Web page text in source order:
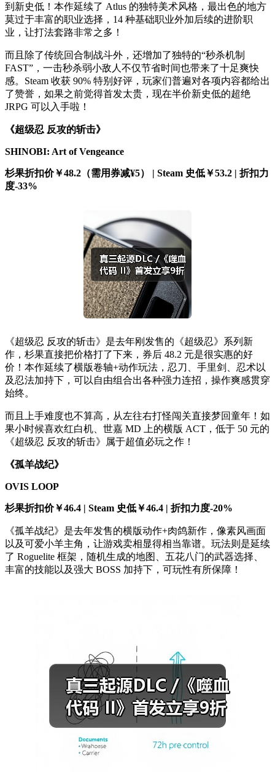
到新史低！本作延续了 Atlus 的独特美术风格，最出色的地方
莫过于丰富的职业选择，14 种基础职业外加后续的进阶职
业，让打法套路非常之多！
而且除了传统回合制战斗外，还增加了独特的“秒杀机制
FAST”，一击秒杀弱小敌人不仅节省时间也带来了十足爽快
感。Steam 收获 90% 特别好评，玩家们普遍对各项内容都给出
了赞誉，如果之前觉得首发太贵，现在半价新史低的超绝
JRPG 可以入手啦！
《超级忍 反攻的斩击》
SHINOBI: Art of Vengeance
杉果折扣价￥48.2（需用券减¥5） | Steam 史低￥53.2 | 折扣力
度-33%
《超级忍 反攻的斩击》是去年刚发售的《超级忍》系列新
作，杉果直接把价格打了下来，券后 48.2 元是很实惠的好
价！本作延续了横版卷轴+动作玩法，忍刀、手里剑、忍术以
及忍法加持下，可以自由组合出各种强力连招，操作爽感贯穿
始终。
而且上手难度也不算高，从左往右打怪闯关直接梦回童年！如
果小时候喜欢红白机、世嘉 MD 上的横版 ACT，低于 50 元的
《超级忍 反攻的斩击》属于超值必玩之作！
《孤羊战纪》
OVIS LOOP
杉果折扣价￥46.4 | Steam 史低￥46.4 | 折扣力度-20%
《孤羊战纪》是去年发售的横版动作+肉鸽新作，像素风画面
以及可爱小羊主角，让游戏卖相显得相当靠谱。玩法则是延续
了 Roguelite 框架，随机生成的地图、五花八门的武器选择、
丰富的技能以及强大 BOSS 加持下，可玩性有所保障！